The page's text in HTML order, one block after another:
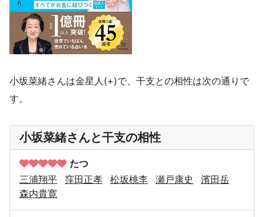
小坂菜緒さんは金星人(+)で、干支との相性は次の通りで
す。
小坂菜緒さんと干支の相性
たつ
三浦翔平
窪田正孝 松坂桃李 瀬戸康史
濱田岳
森内貴寛